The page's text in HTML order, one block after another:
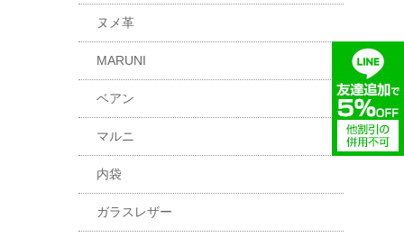
ヌメ革
MARUNI
ベアン
マルニ
内袋
ガラスレザー